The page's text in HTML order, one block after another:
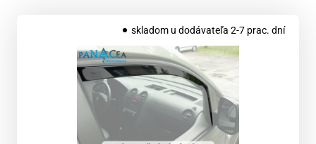
skladom u dodávateľa 2-7 prac. dní